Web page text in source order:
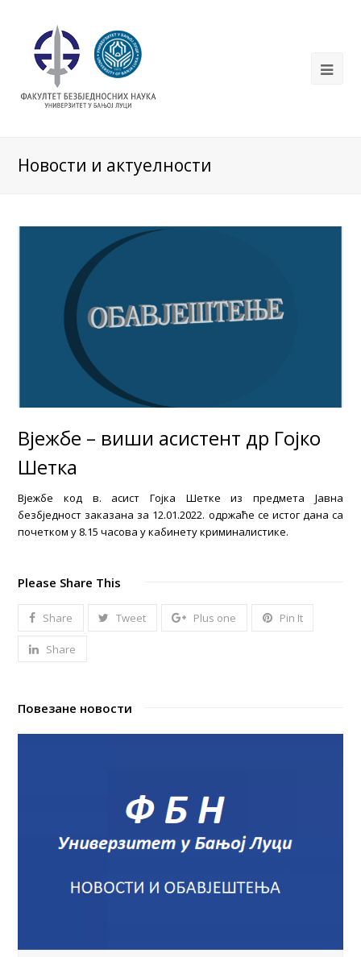
Новости и актуелности
Вјежбе – виши асистент др Гојко
Шетка
Вјежбе код в. асист Гојка Шетке из предмета Јавна
безбједност заказана за 12.01.2022. одржаће се истог дана са
почетком у 8.15 часова у кабинету криминалистике.
Please Share This
Share Tweet Plus one Pin It
Share
Повезане новости